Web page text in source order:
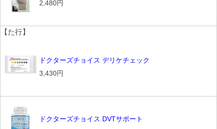
2,480円
【た行】
ドクターズチョイス デリケチェック
3,430円
ドクターズチョイス DVTサポート